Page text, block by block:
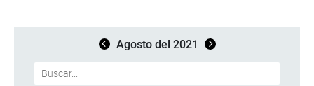
Agosto del 2021